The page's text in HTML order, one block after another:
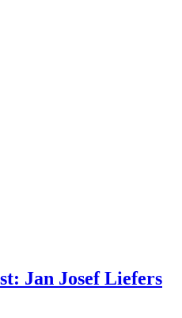
Jan Josef Liefers